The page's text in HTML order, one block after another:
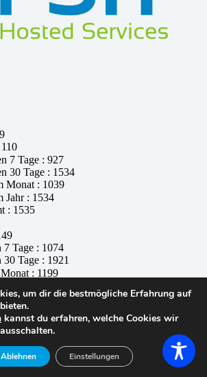
7 Tage : 927
30 Tage : 1534
Monat : 1039
Jahr : 1534
: 1535
7 Tage : 1074
Tage : 1921
: 1199
1922
Counter
von
Freund:
Derek Hardy
(1961 -
um dir die bestmögliche Erfahrung auf
kannst du erfahren, welche Cookies wir
Ablehnen Einstellungen